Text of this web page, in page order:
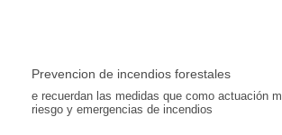
Prevencion de incendios forestales
e recuerdan las medidas que como actuación
riesgo y emergencias de incendios